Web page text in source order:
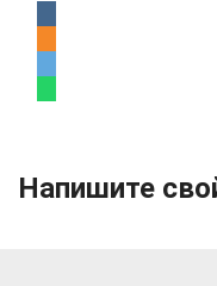
Напишите